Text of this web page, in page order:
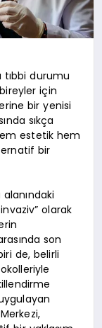
durumu
için
bir yenisi
sıkça
estetik hem
bir
olarak
son
de, belirli